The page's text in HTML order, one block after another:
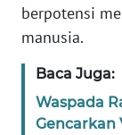
berpotensi
manusia.
Baca Juga:
Waspada
Gencarkan
WN
WN
JAKARTA